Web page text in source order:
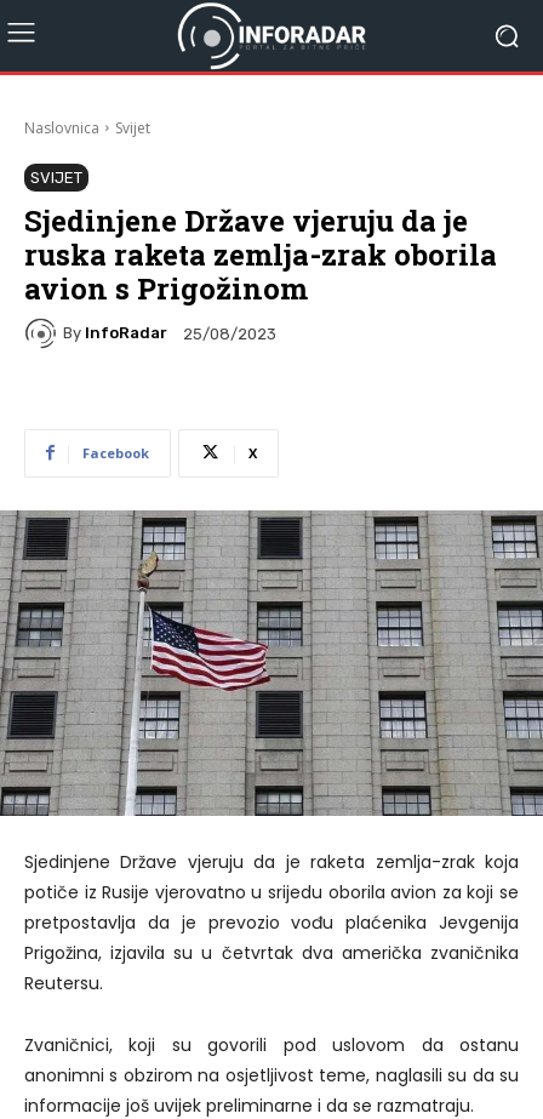
Naslovnica Svijet
SVIJET
Sjedinjene Države vjeruju da je
ruska raketa zemlja-zrak oborila
avion s Prigožinom
By InfoRadar 25/08/2023
Facebook X
Sjedinjene Države vjeruju da je raketa zemlja-zrak koja
potiče iz Rusije vjerovatno u srijedu oborila avion za koji se
pretpostavlja da je prevozio vođu plaćenika Jevgenija
Prigožina, izjavila su u četvrtak dva američka zvaničnika
Reutersu.
Zvaničnici, koji su govorili pod uslovom da ostanu
anonimni s obzirom na osjetljivost teme, naglasili su da su
informacije još uvijek preliminarne i da se razmatraju.